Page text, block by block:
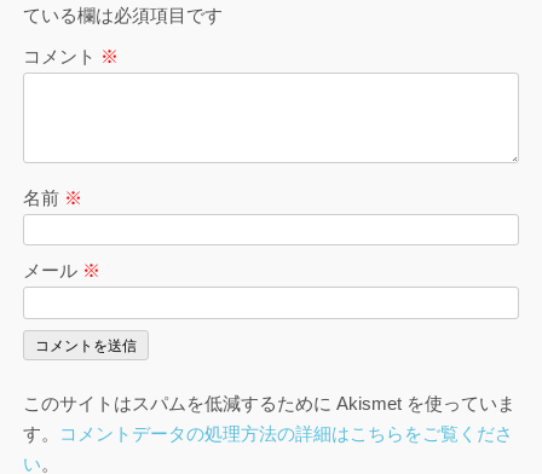
ている欄は必須項目です
コメント ※
名前 ※
メール ※
このサイトはスパムを低減するために Akismet を使っていま
す。
コメントデータの処理方法の詳細はこちらをご覧くださ
い。